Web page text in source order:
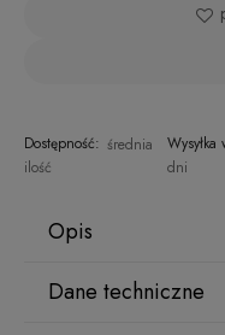
Dostępność: średnia
ilość
Wysyłka
dni
Cena nie zawiera
Opis
Dane techniczne